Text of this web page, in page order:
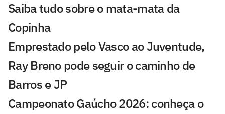
Saiba tudo sobre o mata-mata da
Copinha
Emprestado pelo Vasco ao Juventude,
Ray Breno pode seguir o caminho de
Barros e JP
Campeonato Gaúcho 2026: conheça o